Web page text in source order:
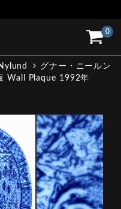
0
グナー・ニールン
Wall Plaque 1992年